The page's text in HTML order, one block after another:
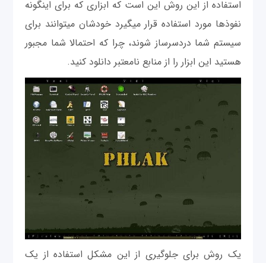
استفاده از این روش این است که ابزاری که برای اینگونه
نفوذها مورد استفاده قرار می‎گیرد خودشان می‎توانند برای
سیستم شما دردسرساز شوند، چرا که احتمالا شما مجبور
هستید این ابزار را از منابع نامعتبر دانلود كنيد.
یک روش برای جلوگیری از این مشکل استفاده از یک